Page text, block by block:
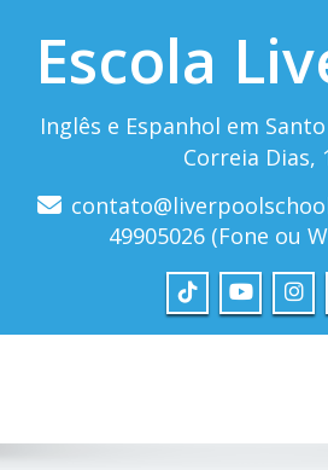
Escola
Inglês e Espanhol em Santo
Correia Dias,
49905026 (Fone ou